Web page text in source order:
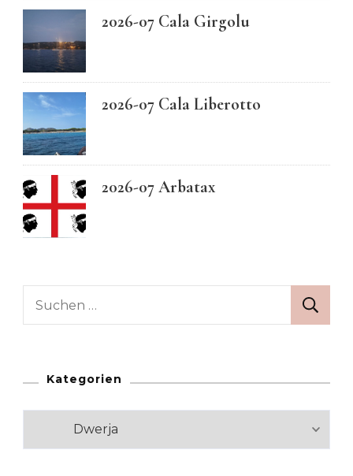
2026-07 Cala Girgolu
2026-07 Cala Liberotto
2026-07 Arbatax
Suchen
Kategorien
Kategorien